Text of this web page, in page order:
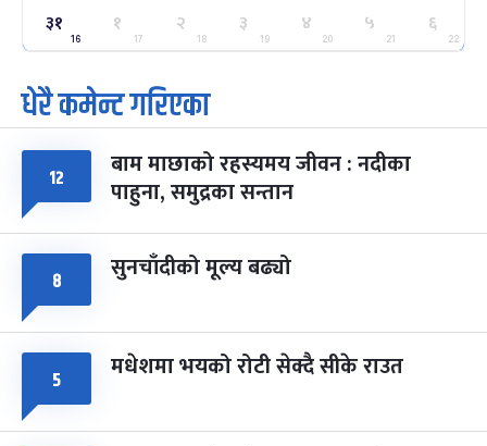
२५
मंगल
ग्याल्पो ल्होसार
फाल्गुन २५, २०८३ Mar 9, 2027
७ महिना बाँकी
७
आइत
पूर्णिमा व्रत
चैत्र ७, २०८३-Mar 21, 2027
८ फागुपूर्णिमा
चैत्र ८, २०८३-Mar 22, 2027
७ महिना बाँकी
३१
16
१
17
२
18
३
19
४
20
५
21
६
22
धेरै कमेन्ट गरिएका
१२ बाम माछाको रहस्यमय जीवन : नदीका
पाहुना, समुद्रका सन्तान
८ सुनचाँदीको मूल्य बढ्यो
५ मधेशमा भयको रोटी सेक्दै सीके राउत